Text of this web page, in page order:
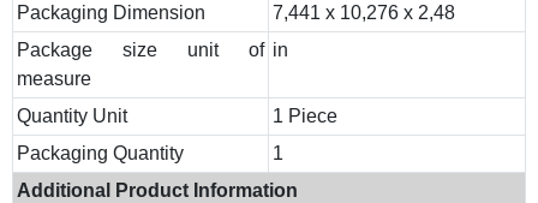
Packaging Dimension
7,441 x 10,276 x 2,48
Package size unit of
measure
in
Quantity Unit
1 Piece
Packaging Quantity
1
Additional Product Information